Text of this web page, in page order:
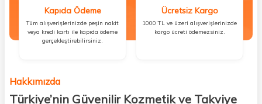
Kapıda Ödeme
Tüm alışverişlerinizde peşin nakit
veya kredi kartı ile kapıda ödeme
gerçekleştirebilirsiniz.
Ücretsiz Kargo
1000 TL ve üzeri alışverişlerinizde
kargo ücreti ödemezsiniz.
Hakkımızda
Türkiye’nin Güvenilir Kozmetik ve Takviye